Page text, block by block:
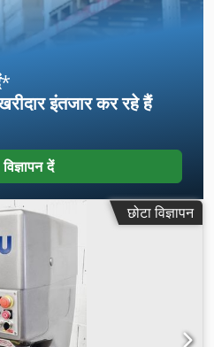
*
इंतजार कर रहे हैं
दें
छोटा विज्ञापन